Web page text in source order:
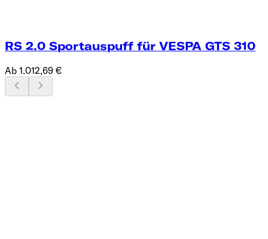
RS 2.0 Sportauspuff für VESPA GTS 310
Ab 1.012,69 €